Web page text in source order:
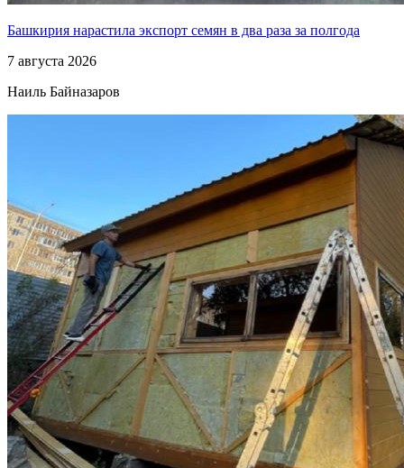
Башкирия нарастила экспорт семян в два раза за полгода
7 августа 2026
Наиль Байназаров